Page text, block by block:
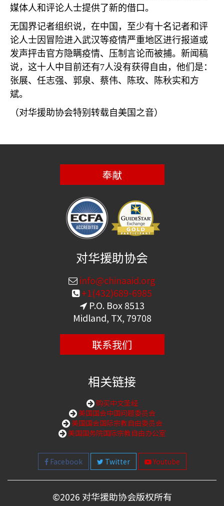
媒体人和评论人士提供了新的借口。
无国界记者组织说，在中国，至少有十名记者和评
论人士因冒险进入武汉等疫情严重地区进行报道或
发声抨击官方隐瞒疫情、压制言论而被捕。新闻稿
说，这十人中目前还有7人没有获得自由，他们是：
张展、任志强、郭泉、蔡伟、陈玫、陈秋实和方
斌。
（对华援助协会特别转载自美国之音）
奉献
对华援助协会
info@chinaaid.org
+1(432)689-6985
P.O. Box 8513
Midland, TX, 79708
联系我们
相关链接
购买中文圣经
美国国会中国问题委员会
美国国会国际宗教自由委员会
美国国务院国际宗教自由办公室
Facebook Twitter Youtube
©2026 对华援助协会版权所有